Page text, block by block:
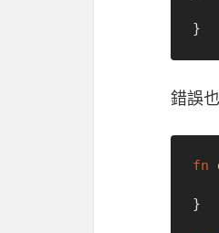
錯誤
fn
}